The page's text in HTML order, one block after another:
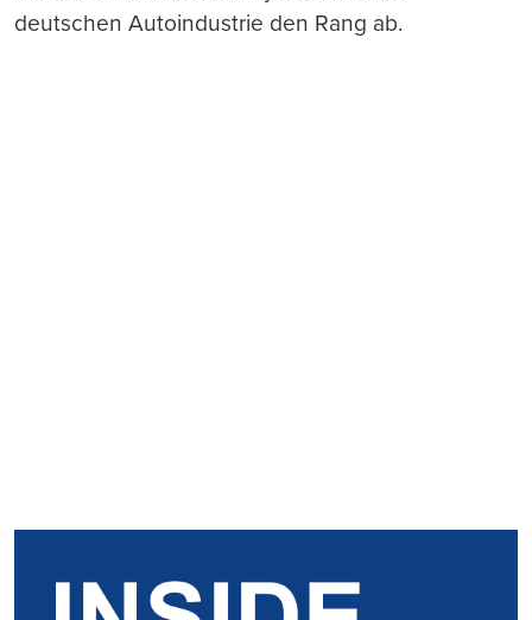
deutschen Autoindustrie den Rang ab.